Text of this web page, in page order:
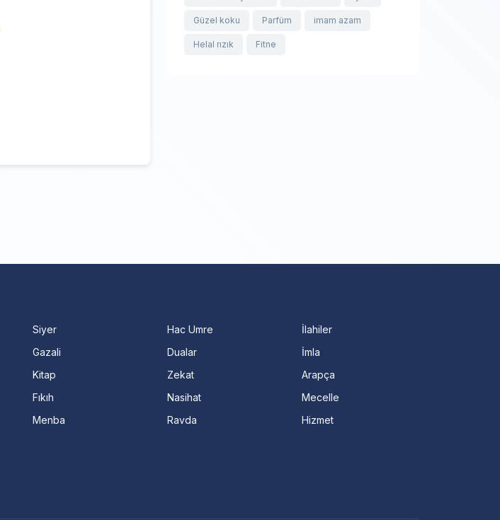
Güzel koku Parfüm imam azam
Helal rızık Fitne
Siyer
Gazali
Kitap
Fıkıh
Menba
Hac Umre
Dualar
Zekat
Nasihat
Ravda
İlahiler
İmla
Arapça
Mecelle
Hizmet